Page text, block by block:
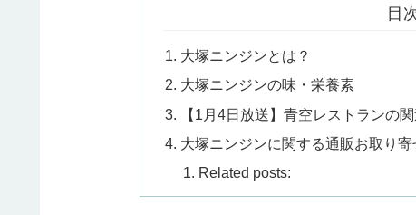
目
大塚ニンジンとは？
大塚ニンジンの味・栄養素
【1月4日放送】青空レストランの
大塚ニンジンに関する通販お取り寄
Related posts: